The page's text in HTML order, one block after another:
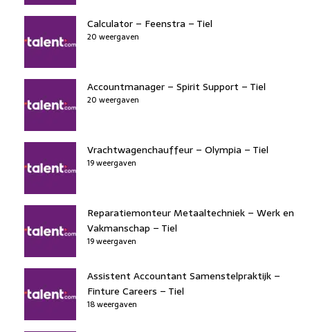
Calculator – Feenstra – Tiel
20 weergaven
Accountmanager – Spirit Support – Tiel
20 weergaven
Vrachtwagenchauffeur – Olympia – Tiel
19 weergaven
Reparatiemonteur Metaaltechniek – Werk en
Vakmanschap – Tiel
19 weergaven
Assistent Accountant Samenstelpraktijk –
Finture Careers – Tiel
18 weergaven